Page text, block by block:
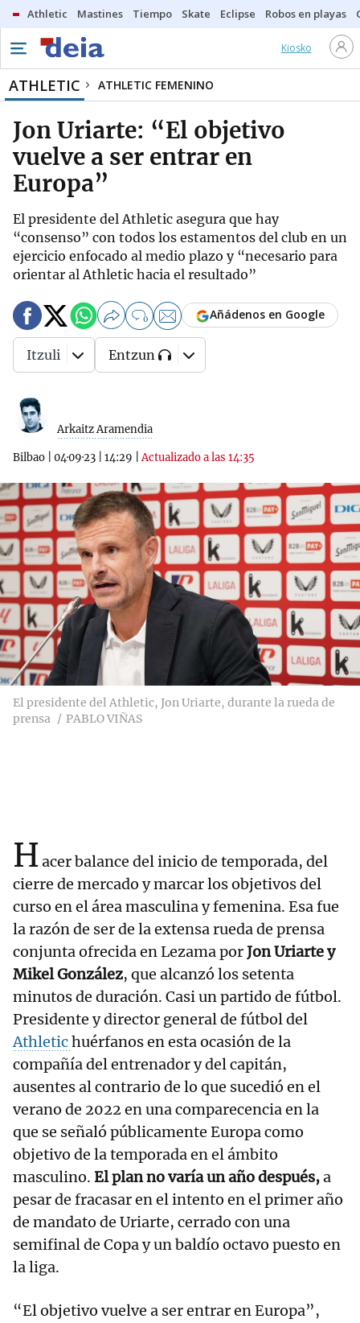
Athletic Mastines Tiempo Skate Eclipse Robos en playas
Kiosko
ATHLETIC ATHLETIC FEMENINO
Jon Uriarte: “El objetivo
vuelve a ser entrar en
Europa”
El presidente del Athletic asegura que hay
“consenso” con todos los estamentos del club en un
ejercicio enfocado al medio plazo y “necesario para
orientar al Athletic hacia el resultado”
Arkaitz Aramendia
Bilbao 04·09·23 14:29 |Actualizado a las 14:35
0 Añádenos en Google
Itzuli Entzun
El presidente del Athletic, Jon Uriarte, durante la rueda de
prensa
PABLO VIÑAS
H acer balance del inicio de temporada, del
cierre de mercado y marcar los objetivos del
curso en el área masculina y femenina. Esa fue
la razón de ser de la extensa rueda de prensa
conjunta ofrecida en Lezama porJon Uriarte y
Mikel González, que alcanzó los setenta
minutos de duración. Casi un partido de fútbol.
Presidente y director general de fútbol del
Athletichuérfanos en esta ocasión de la
compañía del entrenador y del capitán,
ausentes al contrario de lo que sucedió en el
verano de 2022 en una comparecencia en la
que se señaló públicamente Europa como
objetivo de la temporada en el ámbito
masculino. El plan no varía un año después,a
pesar de fracasar en el intento en el primer año
de mandato de Uriarte, cerrado con una
semifinal de Copa y un baldío octavo puesto en
la liga.
“El objetivo vuelve a ser entrar en Europa”,